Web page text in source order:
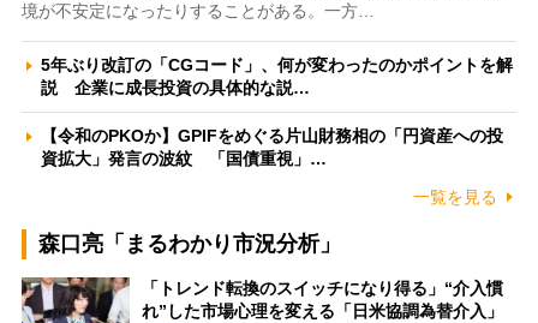
境が不安定になったりすることがある。一方…
5年ぶり改訂の「CGコード」、何が変わったのかポイントを解
説 企業に成長投資の具体的な説…
【令和のPKOか】GPIFをめぐる片山財務相の「円資産への投
資拡大」発言の波紋 「国債重視」…
一覧を見る
森口亮「まるわかり市況分析」
「トレンド転換のスイッチになり得る」“介入慣
れ”した市場心理を変える「日米協調為替介入」